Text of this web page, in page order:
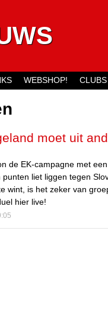
moet uit
helft?
de EK-campagne met
liet liggen tegen
wint, is het zeker van
hier live!
WEBSHOP! CLUBS